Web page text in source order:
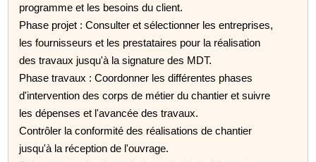
programme et les besoins du client.
Phase projet : Consulter et sélectionner les entreprises,
les fournisseurs et les prestataires pour la réalisation
des travaux jusqu'à la signature des MDT.
Phase travaux : Coordonner les différentes phases
d'intervention des corps de métier du chantier et suivre
les dépenses et l'avancée des travaux.
Contrôler la conformité des réalisations de chantier
jusqu'à la réception de l'ouvrage.